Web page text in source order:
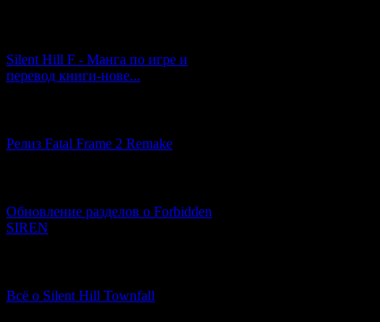
Silent Hill F - Манга по игре и
перевод книги-нове...
Релиз Fatal Frame 2 Remake
Обновление разделов о Forbidden
SIREN
Всё о Silent Hill Townfall